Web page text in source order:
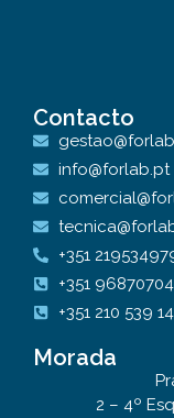
Contacto
info@forlab.pt
+351
+351
+351 210 539
Morada
2 – 4º